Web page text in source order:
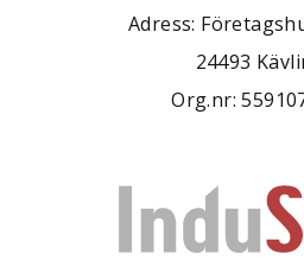
Adress:
24493
Org.nr: